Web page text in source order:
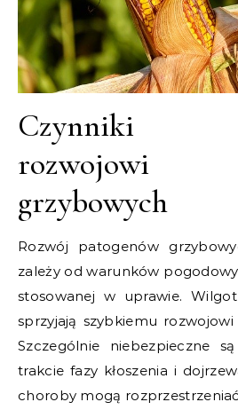
Czynniki
rozwojowi
grzybowych
Rozwój patogenów
zależy od warunków
stosowanej w uprawie.
sprzyjają szybkiemu
Szczególnie niebezpieczne
trakcie fazy kłoszenia i
choroby mogą